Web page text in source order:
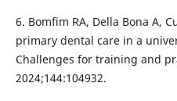
6. Bomfim RA, Della Bona A,
primary dental care in a
Challenges for training and
2024;144:104932.